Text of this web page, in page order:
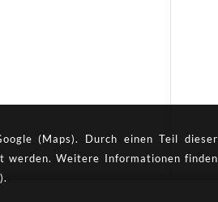
(Maps). Durch einen Teil dieser
werden. Weitere Informationen finden